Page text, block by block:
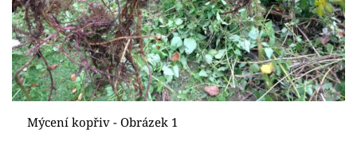
Mýcení kopřiv - Obrázek 1